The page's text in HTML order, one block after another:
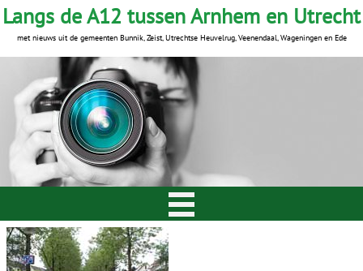
Langs de A12 tussen Arnhem en Utrecht
met nieuws uit de gemeenten Bunnik, Zeist, Utrechtse Heuvelrug, Veenendaal, Wageningen en Ede